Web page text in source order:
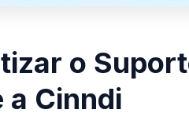
o
Cinndi